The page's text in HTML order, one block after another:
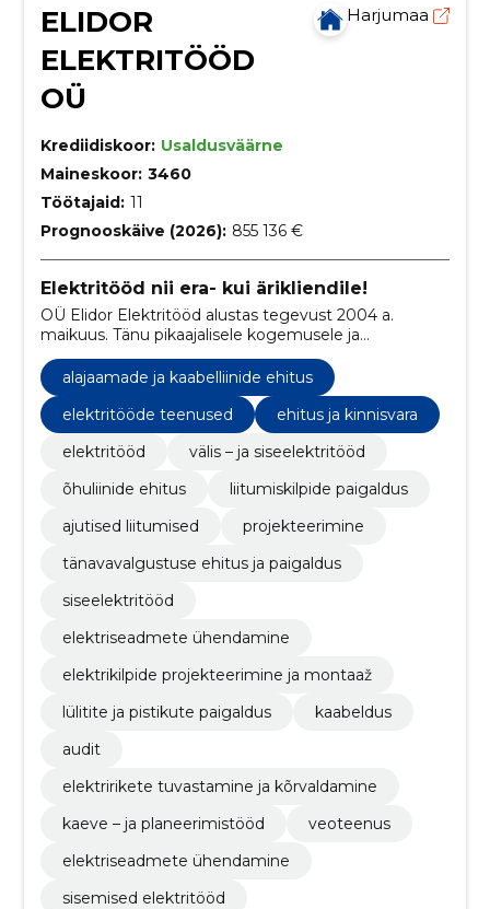
ELIDOR
ELEKTRITÖÖD
OÜ
Harjumaa
Krediidiskoor: Usaldusväärne
Maineskoor: 3460
Töötajaid: 11
Prognooskäive (2026): 855 136 €
Elektritööd nii era- kui ärikliendile!
OÜ Elidor Elektritööd alustas tegevust 2004 a.
maikuus. Tänu pikaajalisele kogemusele ja
kvalifitseeritud personalile vastavad meie
elektripaigaldised nõuetele ja standarditele. OÜ Elidor
Elektritööd kuulub Eesti Elektritööde Ettevõtjate
Liitu.
alajaamade ja kaabelliinide ehitus
elektritööde teenused
ehitus ja kinnisvara
elektritööd
välis – ja siseelektritööd
õhuliinide ehitus
liitumiskilpide paigaldus
ajutised liitumised
projekteerimine
tänavavalgustuse ehitus ja paigaldus
siseelektritööd
elektriseadmete ühendamine
elektrikilpide projekteerimine ja montaaž
lülitite ja pistikute paigaldus
kaabeldus
audit
elektririkete tuvastamine ja kõrvaldamine
kaeve – ja planeerimistööd
veoteenus
elektriseadmete ühendamine
sisemised elektritööd